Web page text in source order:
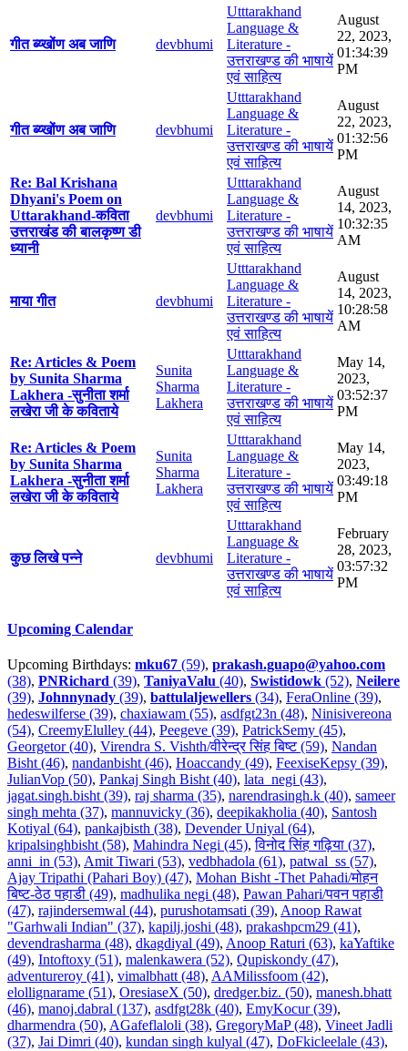
गीत ब्य्खोंण अब जाणि devbhumi
Utttarakhand
Language &
Literature -
उत्तराखण्ड की भाषायें
एवं साहित्य
August
22, 2023,
01:34:39
PM
गीत ब्य्खोंण अब जाणि devbhumi
Utttarakhand
Language &
Literature -
उत्तराखण्ड की भाषायें
एवं साहित्य
August
22, 2023,
01:32:56
PM
Re: Bal Krishana
Dhyani's Poem on
Uttarakhand-कविता
उत्तराखंड की बालकृष्ण डी
ध्यानी
devbhumi
Utttarakhand
Language &
Literature -
उत्तराखण्ड की भाषायें
एवं साहित्य
August
14, 2023,
10:32:35
AM
माया गीत devbhumi
Utttarakhand
Language &
Literature -
उत्तराखण्ड की भाषायें
एवं साहित्य
August
14, 2023,
10:28:58
AM
Re: Articles & Poem
by Sunita Sharma
Lakhera -सुनीता शर्मा
लखेरा जी के कविताये
Sunita
Sharma
Lakhera
Utttarakhand
Language &
Literature -
उत्तराखण्ड की भाषायें
एवं साहित्य
May 14,
2023,
03:52:37
PM
Re: Articles & Poem
by Sunita Sharma
Lakhera -सुनीता शर्मा
लखेरा जी के कविताये
Sunita
Sharma
Lakhera
Utttarakhand
Language &
Literature -
उत्तराखण्ड की भाषायें
एवं साहित्य
May 14,
2023,
03:49:18
PM
कुछ लिखे पन्ने devbhumi
Utttarakhand
Language &
Literature -
उत्तराखण्ड की भाषायें
एवं साहित्य
February
28, 2023,
03:57:32
PM
Upcoming Calendar
Upcoming Birthdays: mku67 (59), prakash.guapo@yahoo.com
(38), PNRichard (39), TaniyaValu (40), Swistidowk (52), Neilere
(39), Johnnynady (39), battulaljewellers (34), FeraOnline (39),
hedeswilferse (39), chaxiawam (55), asdfgt23n (48), Ninisivereona
(54), CreemyElulley (44), Peegeve (39), PatrickSemy (45),
Georgetor (40), Virendra S. Vishth/वीरेन्द्र सिंह बिष्ट (59), Nandan
Bisht (46), nandanbisht (46), Hoaccandy (49), FeexiseKepsy (39),
JulianVop (50), Pankaj Singh Bisht (40), lata_negi (43),
jagat.singh.bisht (39), raj sharma (35), narendrasingh.k (40), sameer
singh mehta (37), mannuvicky (36), deepikakholia (40), Santosh
Kotiyal (64), pankajbisth (38), Devender Uniyal (64),
kripalsinghbisht (58), Mahindra Negi (45),विनोद सिंह गढ़िया (37),
anni_in (53), Amit Tiwari (53), vedbhadola (61), patwal_ss (57),
Ajay Tripathi (Pahari Boy) (47), Mohan Bisht -Thet Pahadi/मोहन
बिष्ट-ठेठ पहाडी (49), madhulika negi (48), Pawan Pahari/पवन पहाडी
(47), rajindersemwal (44), purushotamsati (39), Anoop Rawat
"Garhwali Indian" (37), kapilj.joshi (48), prakashpcm29 (41),
devendrasharma (48), dkagdiyal (49), Anoop Raturi (63), kaYaftike
(49), Intoftoxy (51), malenkawera (52), Qupiskondy (47),
adventureroy (41), vimalbhatt (48), AAMilissfoom (42),
elollignarame (51), OresiaseX (50), dredger.biz. (50), manesh.bhatt
(46), manoj.dabral (137), asdfgt28k (40), EmyKocur (39),
dharmendra (50), AGafeflaloli (38), GregoryMaP (48), Vineet Jadli
(37), Jai Dimri (40), kundan singh kulyal (47), DoFkicleelale (43),